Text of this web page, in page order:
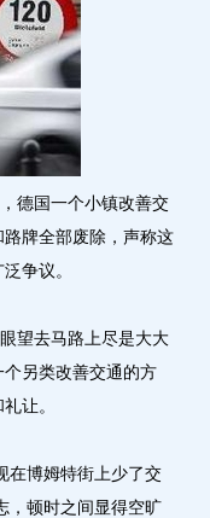
德国一个小镇改善交
牌全部废除，声称这
争议。
望去马路上尽是大大
另类改善交通的方
让。
博姆特街上少了交
，顿时之间显得空旷